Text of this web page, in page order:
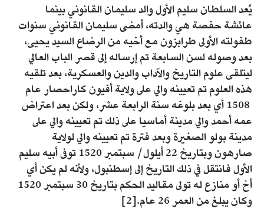
يُعد السلطان سليم الأول والد سليمان القانوني بينما
عائشة حفصة هي والدته، أمضى سليمان القانوني سنوات
طفولته الأولى طرابزون مع أخيه من الرضاع السيد يحيى،
بعد وصوله لسن السابعة تم إرساله إلى قصر الباب العالي
ليتلقى علوم التاريخ والآداب والدين والعسكرية، بعد تلقيه
هذه العلوم تم تعيينه والي على ولاية أفيون كاراحصار عام
1508 أي بعد بلوغه سنة الرابعة عشر، ولكن بعد اعتراض
عمه أحمد والي مدينة أماسيا على ذلك تم تعيينه والي على
مدينة بولو الصغيرة وبعد فترة تم تعيينه والي لولاية
صارهون وبتاريخ 22 أيلول/ سبتمبر 1520 توفى أبيه سليم
الأول فانتقل في ذلك التاريخ إلى إسطنبول، ولأنه لم يكن أي
أخ أو منازع له تولى مقاليد الحكم بتاريخ 30 سبتمبر 1520
وكان يبلغ من العمر 26 عام.[2]